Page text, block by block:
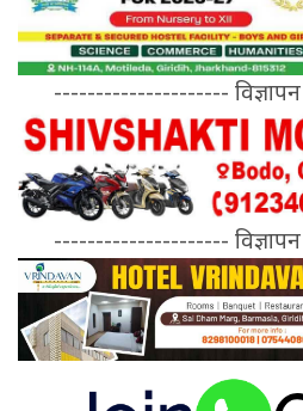
---------------------
---------------------